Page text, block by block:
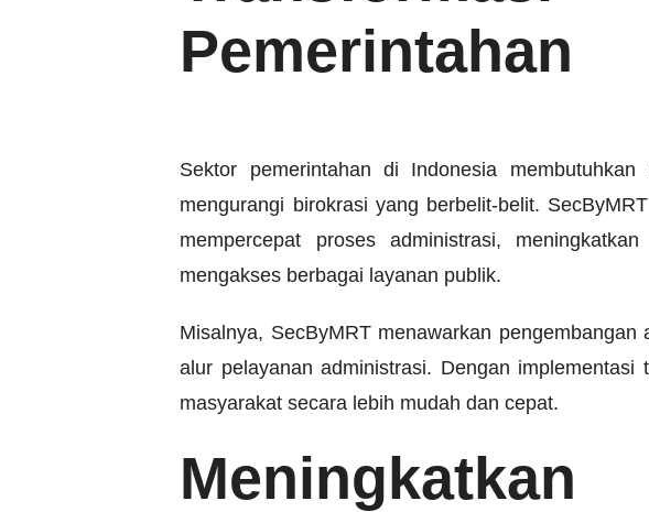
Pemerintahan
Sektor pemerintahan di Indonesia
mengurangi birokrasi yang berbelit-belit.
mempercepat proses administrasi,
mengakses berbagai layanan publik.
Misalnya, SecByMRT menawarkan
alur pelayanan administrasi. Dengan
masyarakat secara lebih mudah dan cepat.